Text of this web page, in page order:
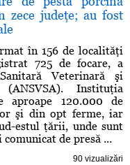
zece judeţe; au fost
în 156 de localităţi
725 de focare, a
Veterinară şi
Instituţia
aproape 120.000 de
şi din opt ferme, iar
estul ţării, unde sunt
de presă ...
90 vizualizări